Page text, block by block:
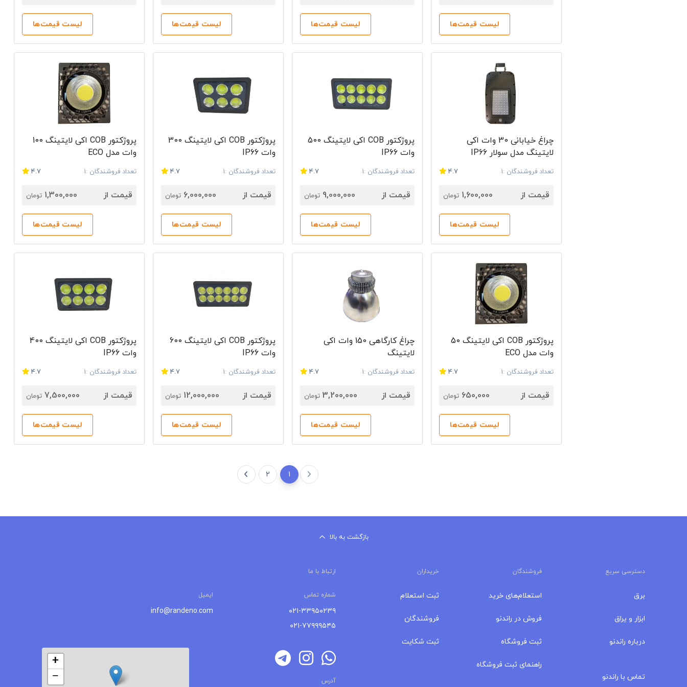
ای دی 120 وات اکی لایتینگ است.
لیست قیمت اکی لایتینگ
برای مشاهده لیست قیمت و کاتالوگ O.K Lighting می‌توانید با فروشگاه‌ها و نمایندگی‌های عضو در سایت در ارتباط باشید. پروژکتور‌ها و چراغ‌های
خیابانی این شرکت از پرفروش‌ترین محصولات اکی لایتینگ به شمار می‌آیند.
خرید لامپ اکی لایتینگ از راندنو
برای خرید
می‌توانید از بخش بالای همین صفحه، کالای مورد نظر خود را انتخاب کنید و مشخصات فنی کالا را مشاهده
نمایید. سپس قیمت کالا را در فروشگاه‌های مختلف با یکدیگر مقایسه کنید و بصورت مستقیم با فروشنده مورد نظر ارتباط برقرار نمایید. راندنو
امکان مشاهده لیست قیمت محصولات اکی لایتینگ و برقراری ارتباطی بدون واسطه با مراکز فروش را برای شما فراهم می‌سازد.
لیست قیمت‌ها لیست قیمت‌ها لیست قیمت‌ها لیست قیمت‌ها
چراغ خیابانی 30 وات اکی
لایتینگ مدل سولار IP66
تعداد فروشندگان :1 4.7
قیمت از 1,600,000 تومان
لیست قیمت‌ها
پروژکتور COB اکی لایتینگ 500
وات IP66
تعداد فروشندگان :1 4.7
قیمت از 9,000,000 تومان
لیست قیمت‌ها
پروژکتور COB اکی لایتینگ 300
وات IP66
تعداد فروشندگان :1 4.7
قیمت از 6,000,000 تومان
لیست قیمت‌ها
پروژکتور COB اکی لایتینگ 100
وات مدل ECO
تعداد فروشندگان :1 4.7
قیمت از 1,300,000 تومان
لیست قیمت‌ها
پروژکتور COB اکی لایتینگ 50
وات مدل ECO
تعداد فروشندگان :1 4.7
قیمت از 650,000 تومان
لیست قیمت‌ها
چراغ کارگاهی 150 وات اکی
لایتینگ
تعداد فروشندگان :1 4.7
قیمت از 3,200,000 تومان
لیست قیمت‌ها
پروژکتور COB اکی لایتینگ 600
وات IP66
تعداد فروشندگان :1 4.7
قیمت از 12,000,000 تومان
لیست قیمت‌ها
پروژکتور COB اکی لایتینگ 400
وات IP66
تعداد فروشندگان :1 4.7
قیمت از 7,500,000 تومان
لیست قیمت‌ها
1
2
بازگشت به بالا
دسترسی سریع فروشندگان خریداران ارتباط با ما
برق
ابزار و یراق
درباره‌ راندنو
تماس با راندنو
استعلام‌های خرید
فروش در راندنو
ثبت فروشگاه
راهنمای ثبت فروشگاه
ثبت استعلام
فروشندگان
ثبت شکایت
شماره تماس ایمیل
۰۲۱-۳۳۹۵۰۲۳۹
۰۲۱-۷۷۹۹۹۵۴۵
info@randeno.com
آدرس
+
−